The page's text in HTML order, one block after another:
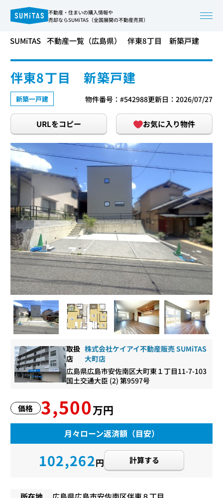
不動産・住まいの購入情報や
売却ならSUMiTAS（全国展開の不動産売買）
SUMiTAS 不動産一覧（広島県） 伴東8丁目 新築戸建
伴東8丁目 新築戸建
新築一戸建 物件番号：#542988更新日：2026/07/27
URLをコピー お気に入り物件
取扱
店
株式会社ケイアイ不動産販売 SUMiTAS
大町店
広島県広島市安佐南区大町東１丁目11-7-103
国土交通大臣 (2) 第9597号
価格 3,500万円
月々ローン返済額（目安）
102,262円 計算する